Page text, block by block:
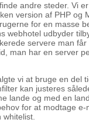
andre steder. Vi
version af PHP og
for en masse
webhotel udbyder
servere man
man har en server
vi at bruge en del
kan justeres
lande og med en
for at modtage